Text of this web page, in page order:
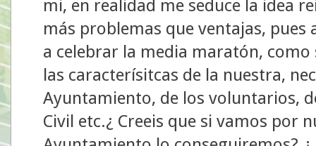
mi, en realidad me seduce la idea
más problemas que ventajas, pues
a celebrar la media maratón, como
las caracterísitcas de la nuestra,
Ayuntamiento, de los voluntarios,
Civil etc.¿ Creeis que si vamos por